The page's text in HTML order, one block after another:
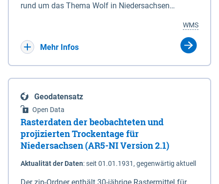
vor Sturmfluten, zu dienen bestimmt sind (§2 Abs.3
Eigenschaft eines Sperrwerkes durch Widmung, die
die Deichbehörde durch Verordnung ausspricht.
rund um das Thema Wolf in Niedersachsen
sowie Status der bestehenden Wolfsterritorien im
laufenden Monitoringjahr.
WMS
Mehr Infos
Geodatensatz
Open Data
Rasterdaten der beobachteten und
projizierten Trockentage für
Niedersachsen (AR5-NI Version 2.1)
Aktualität der Daten:seit 01.01.1931, gegenwärtig aktuell